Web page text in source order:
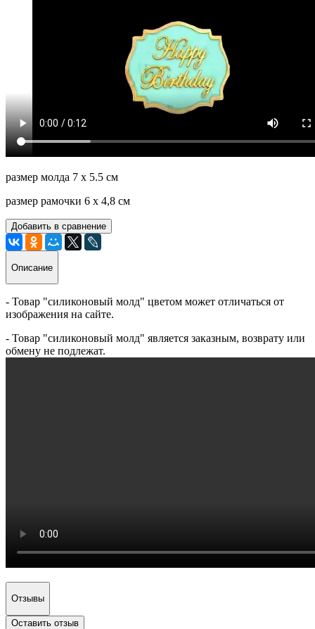
размер молда 7 х 5.5 см
размер рамочки 6 х 4,8 см
Добавить в сравнение
Описание
- Товар "силиконовый молд" цветом может отличаться от
изображения на сайте.
- Товар "силиконовый молд" является заказным, возврату или
обмену не подлежат.
Отзывы
Оставить отзыв